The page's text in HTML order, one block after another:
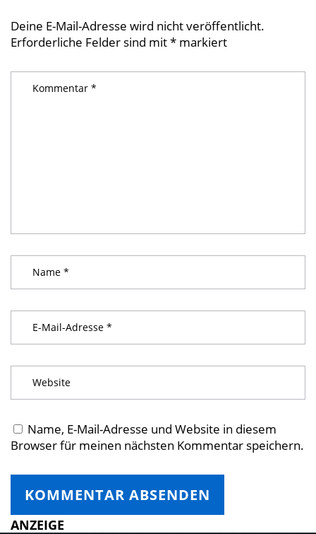
Deine E-Mail-Adresse wird nicht veröffentlicht.
Erforderliche Felder sind mit* markiert
Name, E-Mail-Adresse und Website in diesem
Browser für meinen nächsten Kommentar speichern.
ANZEIGE